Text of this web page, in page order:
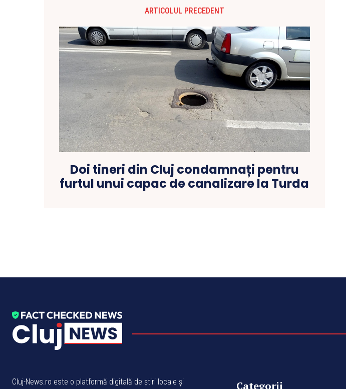
ARTICOLUL PRECEDENT
Doi tineri din Cluj condamnați pentru
furtul unui capac de canalizare la Turda
Cluj-News.ro este o platformă digitală de știri locale și Categorii